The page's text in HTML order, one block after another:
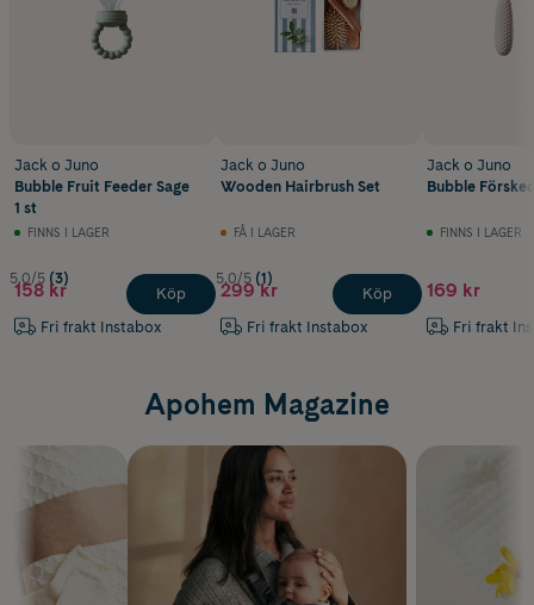
Jack o Juno
Bubble Fruit Feeder Sage
1 st
FINNS I LAGER
5.0/5 (3)
158 kr
Fri frakt Instabox
Köp
Jack o Juno
Wooden Hairbrush Set
FÅ I LAGER
5.0/5 (1)
299 kr
Fri frakt Instabox
Köp
Jack o Juno
Bubble
FINNS I LAGER
169 kr
Fri frakt
Apohem Magazine